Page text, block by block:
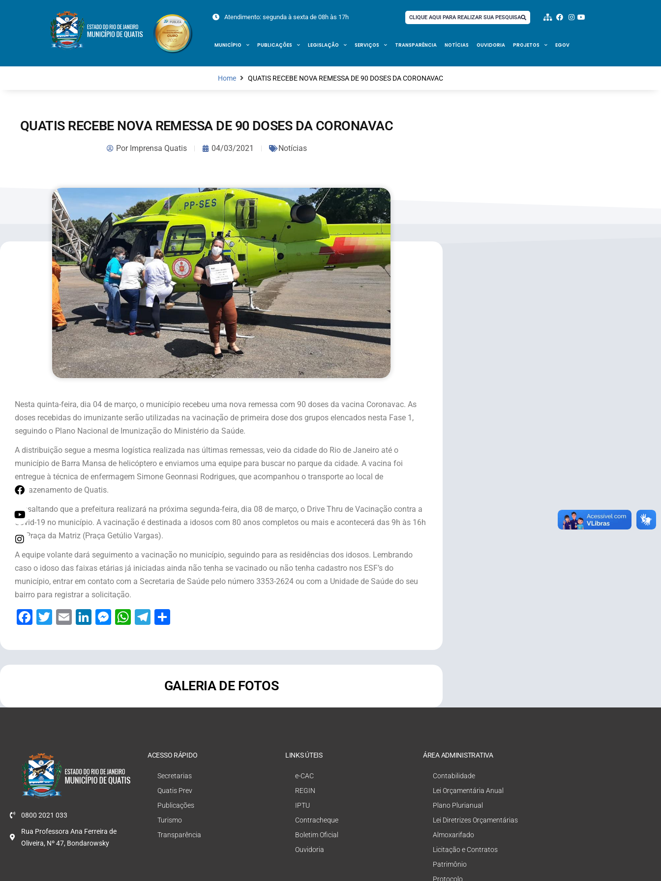
Atendimento: segunda à sexta de 08h às 17h CLIQUE AQUI PARA REALIZAR SUA PESQUISA
MUNICÍPIO PUBLICAÇÕES LEGISLAÇÃO SERVIÇOS TRANSPARÊNCIA NOTÍCIAS OUVIDORIA PROJETOS EGOV
Home QUATIS RECEBE NOVA REMESSA DE 90 DOSES DA CORONAVAC
QUATIS RECEBE NOVA REMESSA DE 90 DOSES DA CORONAVAC
PorImprensa Quatis 04/03/2021 Notícias
Nesta quinta-feira, dia 04 de março, o município recebeu uma nova remessa com 90 doses da vacina Coronavac. As
doses recebidas do imunizante serão utilizadas na vacinação de primeira dose dos grupos elencados nesta Fase 1,
seguindo o Plano Nacional de Imunização do Ministério da Saúde.
A distribuição segue a mesma logística realizada nas últimas remessas, veio da cidade do Rio de Janeiro até o
município de Barra Mansa de helicóptero e enviamos uma equipe para buscar no parque da cidade. A vacina foi
entregue à técnica de enfermagem Simone Geonnasi Rodrigues, que acompanhou o transporte ao local de
armazenamento de Quatis.
Ressaltando que a prefeitura realizará na próxima segunda-feira, dia 08 de março, o Drive Thru de Vacinação contra a
Covid-19 no município. A vacinação é destinada a idosos com 80 anos completos ou mais e acontecerá das 9h às 16h
na Praça da Matriz (Praça Getúlio Vargas).
A equipe volante dará seguimento a vacinação no município, seguindo para as residências dos idosos. Lembrando
caso o idoso das faixas etárias já iniciadas ainda não tenha se vacinado ou não tenha cadastro nos ESF’s do
município, entrar em contato com a Secretaria de Saúde pelo número 3353-2624 ou com a Unidade de Saúde do seu
bairro para registrar a solicitação.
Facebook
Twitter
EmailLinkedIn
Messenger
WhatsApp
Telegram
GALERIA DE FOTOS
0800 2021 033
Rua Professora Ana Ferreira de
Oliveira, Nº 47, Bondarowsky
ACESSO RÁPIDO
Secretarias
Quatis Prev
Publicações
Turismo
Transparência
LINKS ÚTEIS
e-CAC
REGIN
IPTU
Contracheque
Boletim Oficial
Ouvidoria
ÁREA ADMINISTRATIVA
Contabilidade
Lei Orçamentária Anual
Plano Plurianual
Lei Diretrizes Orçamentárias
Almoxarifado
Licitação e Contratos
Patrimônio
Protocolo